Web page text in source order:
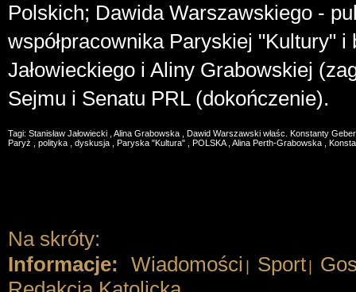
Polskich; Dawida Warszawskiego -
współpracownika Paryskiej "Kultury"
Jałowieckiego i Aliny Grabowskiej
Sejmu i Senatu PRL (dokończenie).
Tagi: Stanisław Jałowiecki Alina Grabowska
Dawid Warszawski właśc. Konstanty
Paryż
polityka dyskusja Paryska "Kultura" POLSKA Alina Perth-Grabowska
Na skróty:
Informacje: Wiadomości Sport